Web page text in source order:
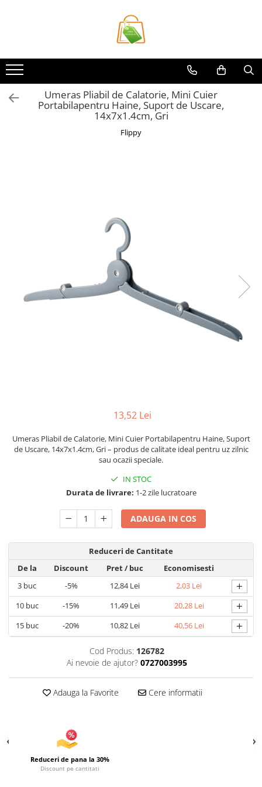
Casa si Bricolaj
Accesorii Birou si Consumabile
Articole pentru Animale
Articole pentru baie
Ustensile pentru Bucătărie
Ustensile pentru Bucătărie
Maturi, Perii, Mopuri si Galeti
Perne Voiaj, Paturi si Textile
Produse ingrijire incaltaminte
Radiatoare si Seminee electrice
Tapet 3D Autoadeziv
Umidificatoare
Uscatoare si Standere Haine
Articole pentru Gradina si Bricolaj
Corpuri de iluminat
Lampi de veghe
Articole si, Echipamente pentru
Transport şi Ridicat
Pelerine, Umbrele si Accesorii
Videoproiectoare
Accesorii Auto
Accesorii Auto
Accesorii biciclete
Ochelari de Protecţie
Umeras Pliabil de Calatorie, Mini Cuier
Portabilapentru Haine, Suport de Uscare,
14x7x1.4cm, Gri
Flippy
13,52 Lei
Umeras Pliabil de Calatorie, Mini Cuier Portabilapentru Haine, Suport
de Uscare, 14x7x1.4cm, Gri – produs de calitate ideal pentru uz zilnic
sau ocazii speciale.
IN STOC
Durata de livrare: 1-2 zile lucratoare
ADAUGA IN COS
Reduceri de Cantitate
De la
Discount Pret/ buc
Economisesti
3 buc -5% 12,84 Lei 2,03 Lei +
10buc -15% 11,49 Lei 20,28 Lei +
15buc -20% 10,82 Lei 40,56 Lei +
Cod Produs: 126782
Ai nevoie de ajutor? 0727003995
Adauga la Favorite Cere informatii
Reduceri de pana la 30%
Discount pe cantitati